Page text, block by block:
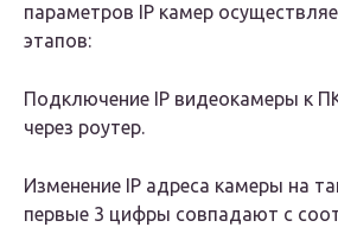
параметров IP камер
этапов:
Подключение IP видеокамеры к
через роутер.
Изменение IP адреса камеры на
первые 3 цифры совпадают с